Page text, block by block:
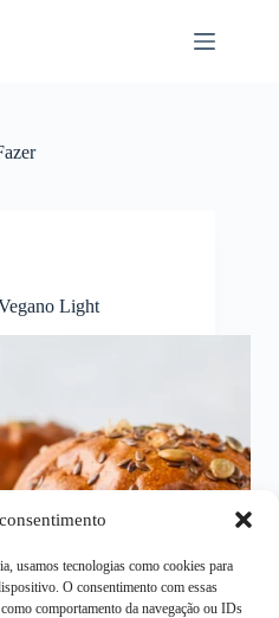
usamos tecnologias como cookies para
O consentimento com essas
comportamento da navegação ou IDs
Light